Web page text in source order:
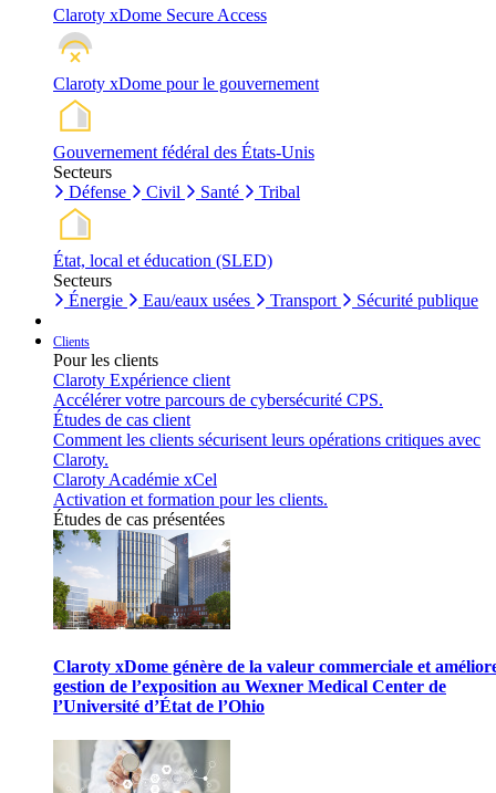
Claroty xDome Secure Access
Claroty xDome pour le gouvernement
Gouvernement fédéral des États-Unis
Secteurs
Défense
Civil Santé Tribal
État, local et éducation (SLED)
Secteurs
Énergie
Eau/eaux usées Transport Sécurité publique
Clients
Pour les clients
Claroty Expérience client
Accélérer votre parcours de cybersécurité CPS.
Études de cas client
Comment les clients sécurisent leurs opérations critiques avec
Claroty.
Claroty Académie xCel
Activation et formation pour les clients.
Études de cas présentées
Claroty xDome génère de la valeur commerciale et
gestion de l’exposition au Wexner Medical Center de
l’Université d’État de l’Ohio